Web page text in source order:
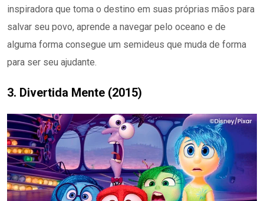
inspiradora que toma o destino em suas próprias mãos para
salvar seu povo, aprende a navegar pelo oceano e de
alguma forma consegue um semideus que muda de forma
para ser seu ajudante.
3. Divertida Mente (2015)